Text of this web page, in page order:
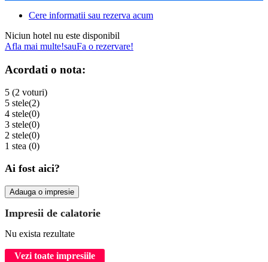
Cere informatii sau rezerva acum
Niciun hotel nu este disponibil
Afla mai multe!sauFa o rezervare!
Acordati o nota:
5 (2 voturi)
5 stele(2)
4 stele(0)
3 stele(0)
2 stele(0)
1 stea (0)
Ai fost aici?
Adauga o impresie
Impresii de calatorie
Nu exista rezultate
Vezi toate impresiile